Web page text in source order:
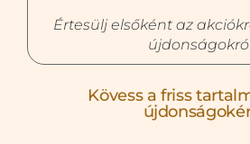
Értesülj elsőként az
Kövess a friss